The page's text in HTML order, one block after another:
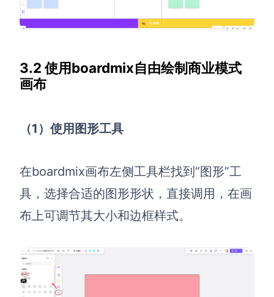
3.2 使用boardmix自由绘制商业模式
画布
（1）使用图形工具
在boardmix画布左侧工具栏找到“图形”工
具，选择合适的图形形状，直接调用，在画
布上可调节其大小和边框样式。